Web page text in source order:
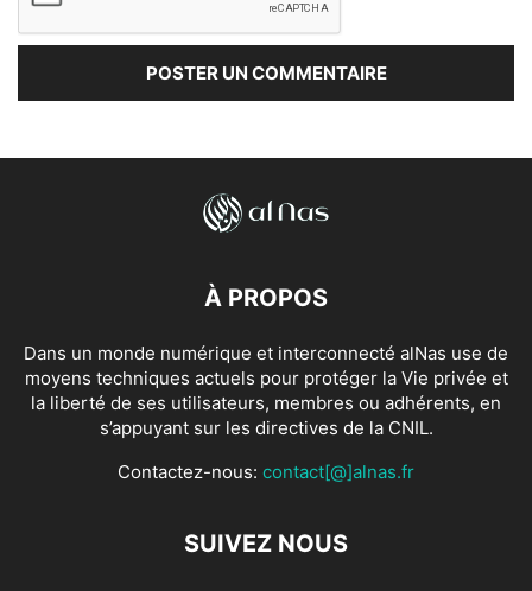
À PROPOS
Dans un monde numérique et interconnecté alNas use de
moyens techniques actuels pour protéger la Vie privée et
la liberté de ses utilisateurs, membres ou adhérents, en
s’appuyant sur les directives de la CNIL.
Contactez-nous: contact[@]alnas.fr
SUIVEZ NOUS